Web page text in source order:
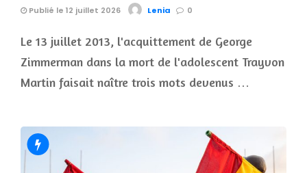
Publié le 12 juillet 2026 Lenia 0
Le 13 juillet 2013, l'acquittement de George
Zimmerman dans la mort de l'adolescent Trayvon
Martin faisait naître trois mots devenus …